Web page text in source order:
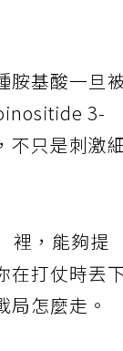
胺基酸一旦
3-
不只是刺激
裡，能夠提
打仗時丟下
怎麼走。